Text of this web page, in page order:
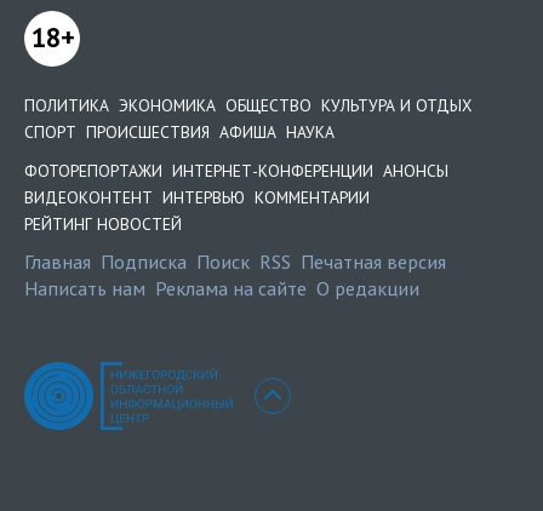
18+
ПОЛИТИКА ЭКОНОМИКА ОБЩЕСТВО КУЛЬТУРА И ОТДЫХ
СПОРТ ПРОИСШЕСТВИЯ АФИША НАУКА
ФОТОРЕПОРТАЖИ ИНТЕРНЕТ-КОНФЕРЕНЦИИ АНОНСЫ
ВИДЕОКОНТЕНТ ИНТЕРВЬЮ КОММЕНТАРИИ
РЕЙТИНГ НОВОСТЕЙ
Главная Подписка Поиск RSS Печатная версия
Написать нам Реклама на сайте О редакции